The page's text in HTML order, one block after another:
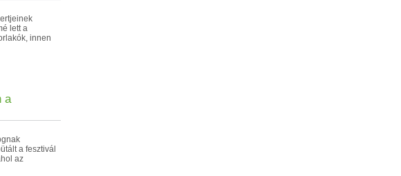
lett a
innen
a
a fesztivál
az